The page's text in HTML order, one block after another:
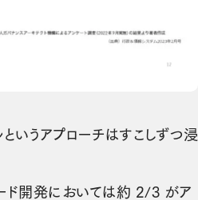
というアプローチはすこしずつ浸
ド開発においては約 2/3 がア